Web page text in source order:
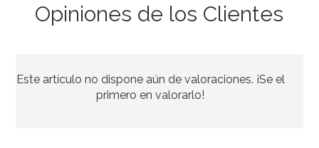
4,95€
Opiniones de los Clientes
Este artículo no dispone aún de valoraciones. ¡Se el
primero en valorarlo!